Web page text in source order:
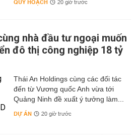
QUY HOẠCH 20 giờ trước
nhà đầu tư ngoại muốn
đô thị công nghiệp 18 tỷ
Thái An Holdings cùng các đối tác
đến từ Vương quốc Anh vừa tới
Quảng Ninh đề xuất ý tưởng làm...
DỰ ÁN 20 giờ trước